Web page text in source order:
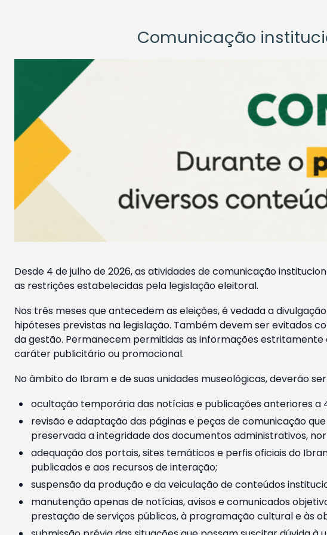
Comunicação
Desde 4 de julho de 2026, as atividades de comunicação
as restrições estabelecidas pela legislação eleitoral.
Nos três meses que antecedem as eleições, é vedada a
hipóteses previstas na legislação. Também devem ser evitados
da gestão. Permanecem permitidas as informações
caráter publicitário ou promocional.
No âmbito do Ibram e de suas unidades museológicas, deverão
ocultação temporária das notícias e publicações anteriores a
revisão e adaptação das páginas e peças de comunicação
preservada a integridade dos documentos administrativos,
adequação dos portais, sites temáticos e perfis oficiais do
publicados e aos recursos de interação;
suspensão da produção e da veiculação de conteúdos
manutenção apenas de notícias, avisos e comunicados
prestação de serviços públicos, à programação cultural e às